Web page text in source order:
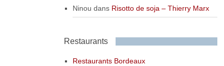
Ninou dans Risotto de soja – Thierry Marx
Restaurants
Restaurants Bordeaux